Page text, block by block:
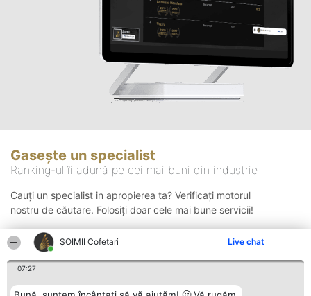
ȘOIMII Cofetari Live chat
07:27
Gasește un specialist
Ranking-ul îi adună pe cei mai buni din industrie
Cauți un specialist in apropierea ta? Verificați motorul
nostru de căutare. Folosiți doar cele mai bune servicii!